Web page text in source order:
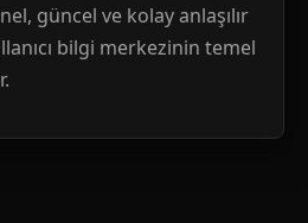
güncel ve kolay anlaşılır
bilgi merkezinin temel